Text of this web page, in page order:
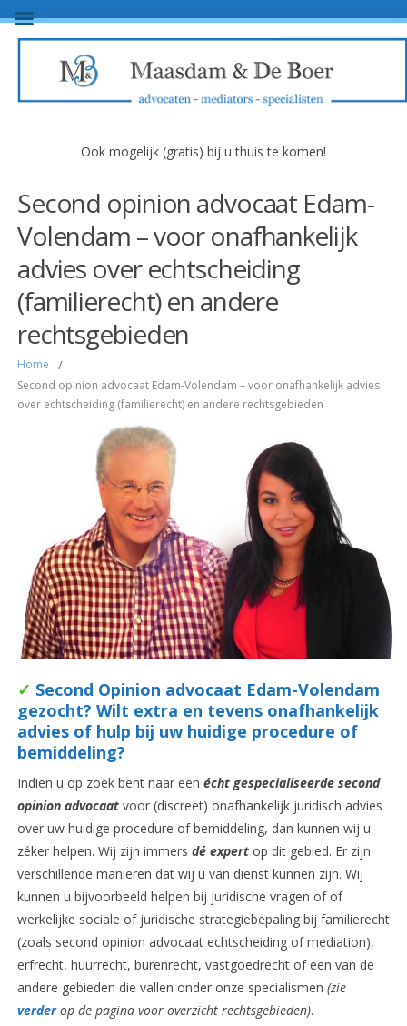
Ook mogelijk (gratis) bij u thuis te komen!
Second opinion advocaat Edam-
Volendam – voor onafhankelijk
advies over echtscheiding
(familierecht) en andere
rechtsgebieden
Home /
Second opinion advocaat Edam-Volendam – voor onafhankelijk advies
over echtscheiding (familierecht) en andere rechtsgebieden
✓ Second Opinion advocaat Edam-Volendam
gezocht? Wilt extra en tevens onafhankelijk
advies of hulp bij uw huidige procedure of
bemiddeling?
Indien u op zoek bent naar een échtgespecialiseerde second
opinion advocaatvoor (discreet) onafhankelijk juridisch advies
over uw huidige procedure of bemiddeling, dan kunnen wij u
zéker helpen. Wij zijn immers dé expertop dit gebied. Er zijn
verschillende manieren dat wij u van dienst kunnen zijn. Wij
kunnen u bijvoorbeeld helpen bij juridische vragen of of
werkelijke sociale of juridische strategiebepaling bij familierecht
(zoals second opinion advocaat echtscheiding of mediation),
erfrecht, huurrecht, burenrecht, vastgoedrecht of een van de
andere gebieden die vallen onder onze specialismen (zie
verderop de pagina voor overzicht rechtsgebieden).